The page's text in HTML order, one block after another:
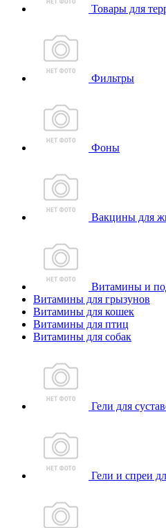
Товары для
Фильтры
Фоны
Вакцины для
Витамины и
Витамины для грызунов
Витамины для кошек
Витамины для птиц
Витамины для собак
Гели для
Гели и спреи